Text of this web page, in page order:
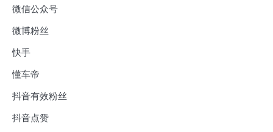
微信公众号
微博粉丝
快手
懂车帝
抖音有效粉丝
抖音点赞